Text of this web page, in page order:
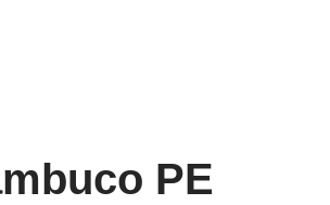
PE